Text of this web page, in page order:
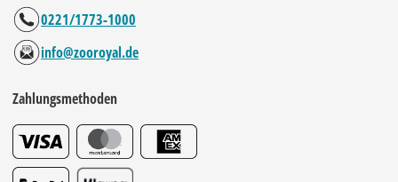
0221/1773-1000
info@zooroyal.de
Zahlungsmethoden